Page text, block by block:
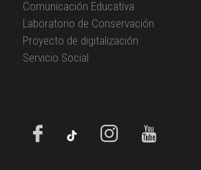
Comunicación Educativa
Laboratorio de Conservación
Proyecto de digitalización
Servicio Social